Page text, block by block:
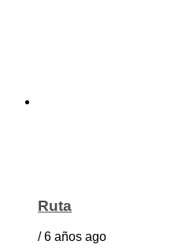
Ruta
/ 6 años ago